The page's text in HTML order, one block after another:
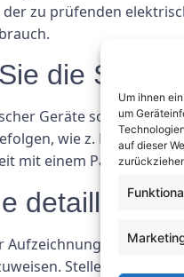
Um ihnen
um
auf dieser
zu prüfenden
die
Geräte sollte die
wie z. B. das
mit einem Partner,
detaillierte
Aufzeichnungen aller
Stellen Sie